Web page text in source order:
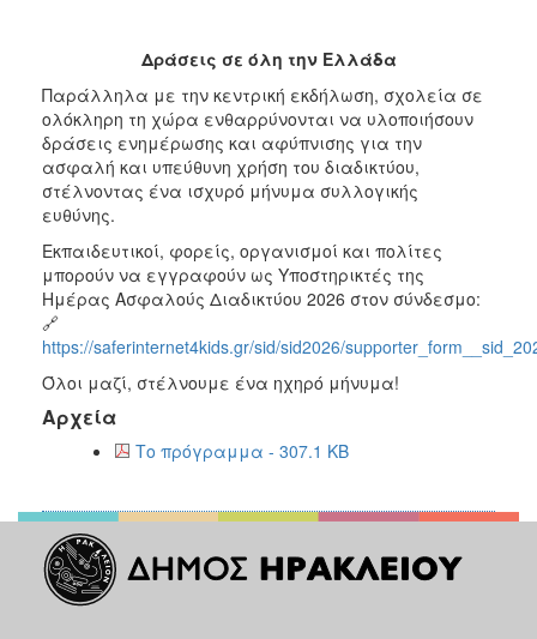
Δράσεις σε όλη την Ελλάδα
Παράλληλα με την κεντρική εκδήλωση, σχολεία σε
ολόκληρη τη χώρα ενθαρρύνονται να υλοποιήσουν
δράσεις ενημέρωσης και αφύπνισης για την
ασφαλή και υπεύθυνη χρήση του διαδικτύου,
στέλνοντας ένα ισχυρό μήνυμα συλλογικής
ευθύνης.
Εκπαιδευτικοί, φορείς, οργανισμοί και πολίτες
μπορούν να εγγραφούν ως Υποστηρικτές της
Ημέρας Ασφαλούς Διαδικτύου 2026 στον σύνδεσμο:
🔗
https://saferinternet4kids.gr/sid/sid2026/
Όλοι μαζί, στέλνουμε ένα ηχηρό μήνυμα!
Αρχεία
Το πρόγραμμα - 307.1 KB